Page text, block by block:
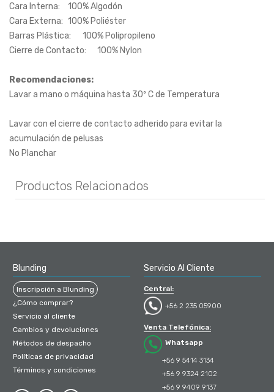
Cara Interna:	100% Algodón
Cara Externa:	100% Poliéster
Barras Plástica:	100% Polipropileno
Cierre de Contacto:	100% Nylon
Recomendaciones:
Lavar a mano o máquina hasta 30º C de Temperatura
Lavar con el cierre de contacto adherido para evitar la
acumulación de pelusas
Productos Relacionados
Blunding
Inscripción a Blunding
¿Cómo comprar?
Servicio al cliente
Cambios y devoluciones
Métodos de despacho
Políticas de privacidad
Términos y condiciones
Servicio Al Cliente
Central:
+56 2 235 05900
Venta Telefónica:
Whatsapp
+56 9 5414 3134
+56 9 9324 2102
+56 9 9409 9137